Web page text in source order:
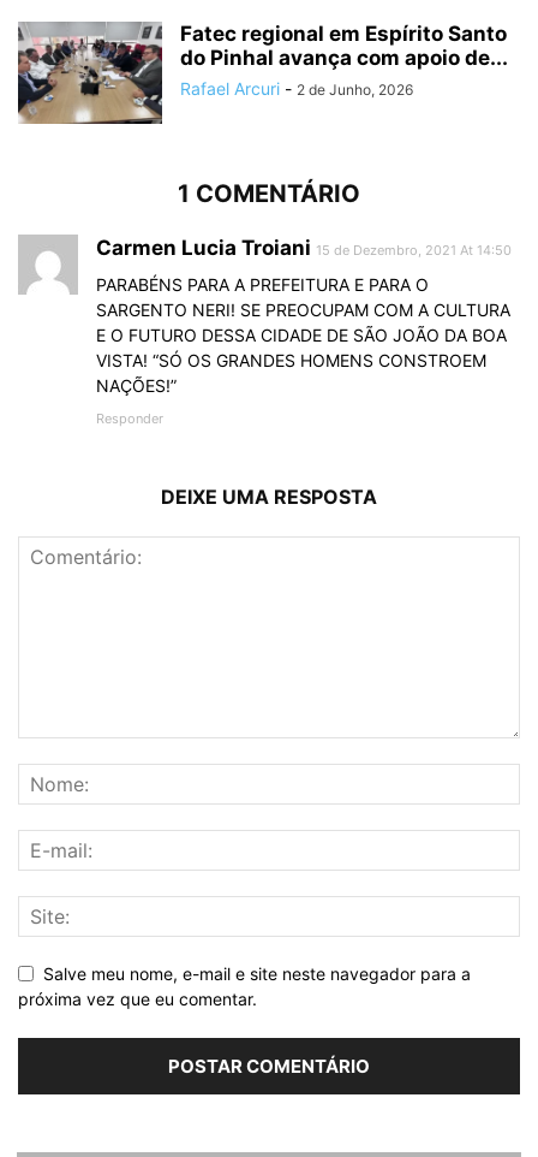
Fatec regional em Espírito Santo
do Pinhal avança com apoio de...
Rafael Arcuri - 2 de Junho, 2026
1 COMENTÁRIO
Carmen Lucia Troiani 15 de Dezembro, 2021 At 14:50
PARABÉNS PARA A PREFEITURA E PARA O
SARGENTO NERI! SE PREOCUPAM COM A CULTURA
E O FUTURO DESSA CIDADE DE SÃO JOÃO DA BOA
VISTA! “SÓ OS GRANDES HOMENS CONSTROEM
NAÇÕES!”
Responder
DEIXE UMA RESPOSTA
Salve meu nome, e-mail e site neste navegador para a
próxima vez que eu comentar.